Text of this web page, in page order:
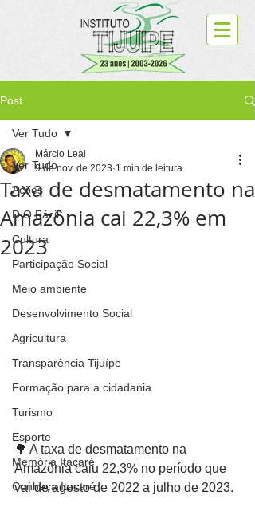
Post
Ver Tudo
Ações
D.O.Fácil
Cultura
Participação Social
Meio ambiente
Desenvolvimento Social
Agricultura
Transparência Tijuípe
Formação para a cidadania
Turismo
Esporte
Memória Itacaré
Conheça Itacaré
Ver Tudo
Taxa de desmatamento na
Amazônia cai 22,3% em
2023
Márcio Leal
9 de nov. de 2023 1 min de leitura
🌳 A taxa de desmatamento na
Amazônia caiu 22,3% no período que
vai de agosto de 2022 a julho de 2023.